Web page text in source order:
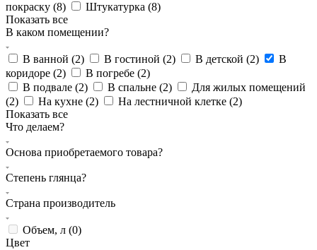
покраску (8) Штукатурка (8)
Показать все
В каком помещении?
В ванной (2) В гостиной (2) В детской (2)
В
коридоре (2) В погребе (2)
В подвале (2) В спальне (2)
Для жилых помещений
(2) На кухне (2) На лестничной клетке (2)
Показать все
Что делаем?
Основа приобретаемого товара?
Степень глянца?
Страна производитель
Объем, л (0)
Цвет